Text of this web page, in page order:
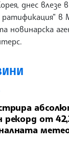
днес влезе
в
новинарска
от